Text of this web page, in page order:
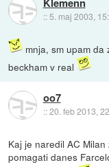
:: 5. maj 2003,
mnja, sm upam
beckham v real
oo7
::20. feb 2013,
Kaj je naredil AC
pomagati danes